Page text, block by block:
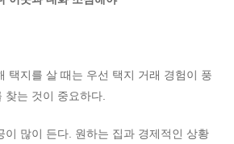
택지를 살 때는 우선 택지 거래 경험이 풍
찾는 것이 중요하다.
이 많이 든다. 원하는 집과 경제적인 상황